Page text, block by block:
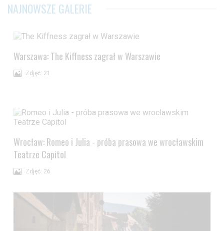
NAJNOWSZE GALERIE
Warszawa: The Kiffness zagrał w Warszawie
Zdjęć: 21
Wrocław: Romeo i Julia - próba prasowa we wrocławskim
Teatrze Capitol
Zdjęć: 26